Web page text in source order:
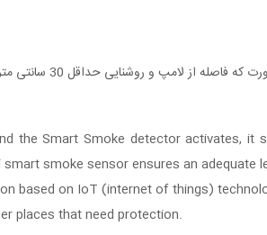
متر بوده و همچنین حداقل 15 سانتی متر از دیوار فاصله داشته باشد .
the Smart Smoke detector activates, it
smoke sensor ensures an
based on IoT (internet of things)
places that need protection.